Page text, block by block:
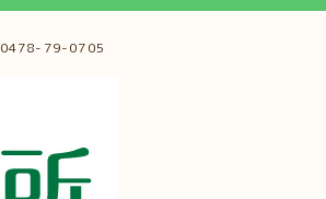
0478-79-0705